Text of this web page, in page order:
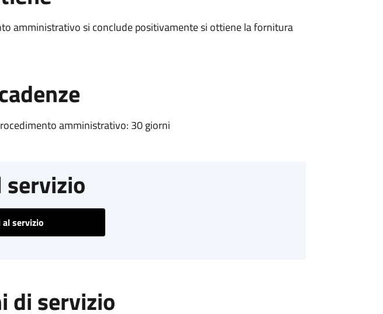
amministrativo si conclude positivamente si ottiene la fornitura
amministrativo: 30 giorni
servizio
al servizio
di servizio